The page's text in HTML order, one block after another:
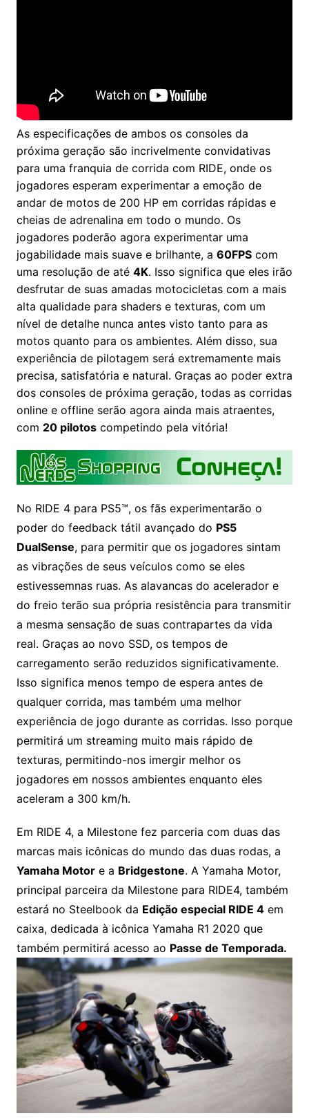
As especificações de ambos os consoles da
próxima geração são incrivelmente convidativas
para uma franquia de corrida com RIDE, onde os
jogadores esperam experimentar a emoção de
andar de motos de 200 HP em corridas rápidas e
cheias de adrenalina em todo o mundo. Os
jogadores poderão agora experimentar uma
jogabilidade mais suave e brilhante, a 60FPScom
uma resolução de até 4K. Isso significa que eles irão
desfrutar de suas amadas motocicletas com a mais
alta qualidade para shaders e texturas, com um
nível de detalhe nunca antes visto tanto para as
motos quanto para os ambientes. Além disso, sua
experiência de pilotagem será extremamente mais
precisa, satisfatória e natural. Graças ao poder extra
dos consoles de próxima geração, todas as corridas
online e offline serão agora ainda mais atraentes,
com 20 pilotoscompetindo pela vitória!
No RIDE 4 para PS5™, os fãs experimentarão o
poder do feedback tátil avançado do PS5
DualSense, para permitir que os jogadores sintam
as vibrações de seus veículos como se eles
estivessemnas ruas. As alavancas do acelerador e
do freio terão sua própria resistência para transmitir
a mesma sensação de suas contrapartes da vida
real. Graças ao novo SSD, os tempos de
carregamento serão reduzidos significativamente.
Isso significa menos tempo de espera antes de
qualquer corrida, mas também uma melhor
experiência de jogo durante as corridas. Isso porque
permitirá um streaming muito mais rápido de
texturas, permitindo-nos imergir melhor os
jogadores em nossos ambientes enquanto eles
aceleram a 300 km/h.
Em RIDE 4, a Milestone fez parceria com duas das
marcas mais icônicas do mundo das duas rodas, a
Yamaha Motore a Bridgestone. A Yamaha Motor,
principal parceira da Milestone para RIDE4, também
estará no Steelbook da Edição especial RIDE 4em
caixa, dedicada à icônica Yamaha R1 2020 que
também permitirá acesso ao Passe de Temporada.